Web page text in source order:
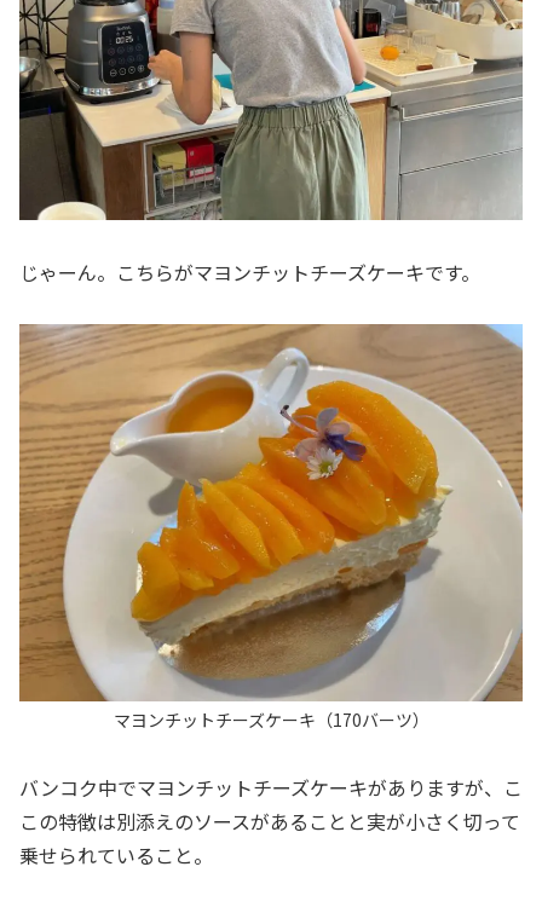
じゃーん。こちらがマヨンチットチーズケーキです。
マヨンチットチーズケーキ（170バーツ）
バンコク中でマヨンチットチーズケーキがありますが、こ
この特徴は別添えのソースがあることと実が小さく切って
乗せられていること。